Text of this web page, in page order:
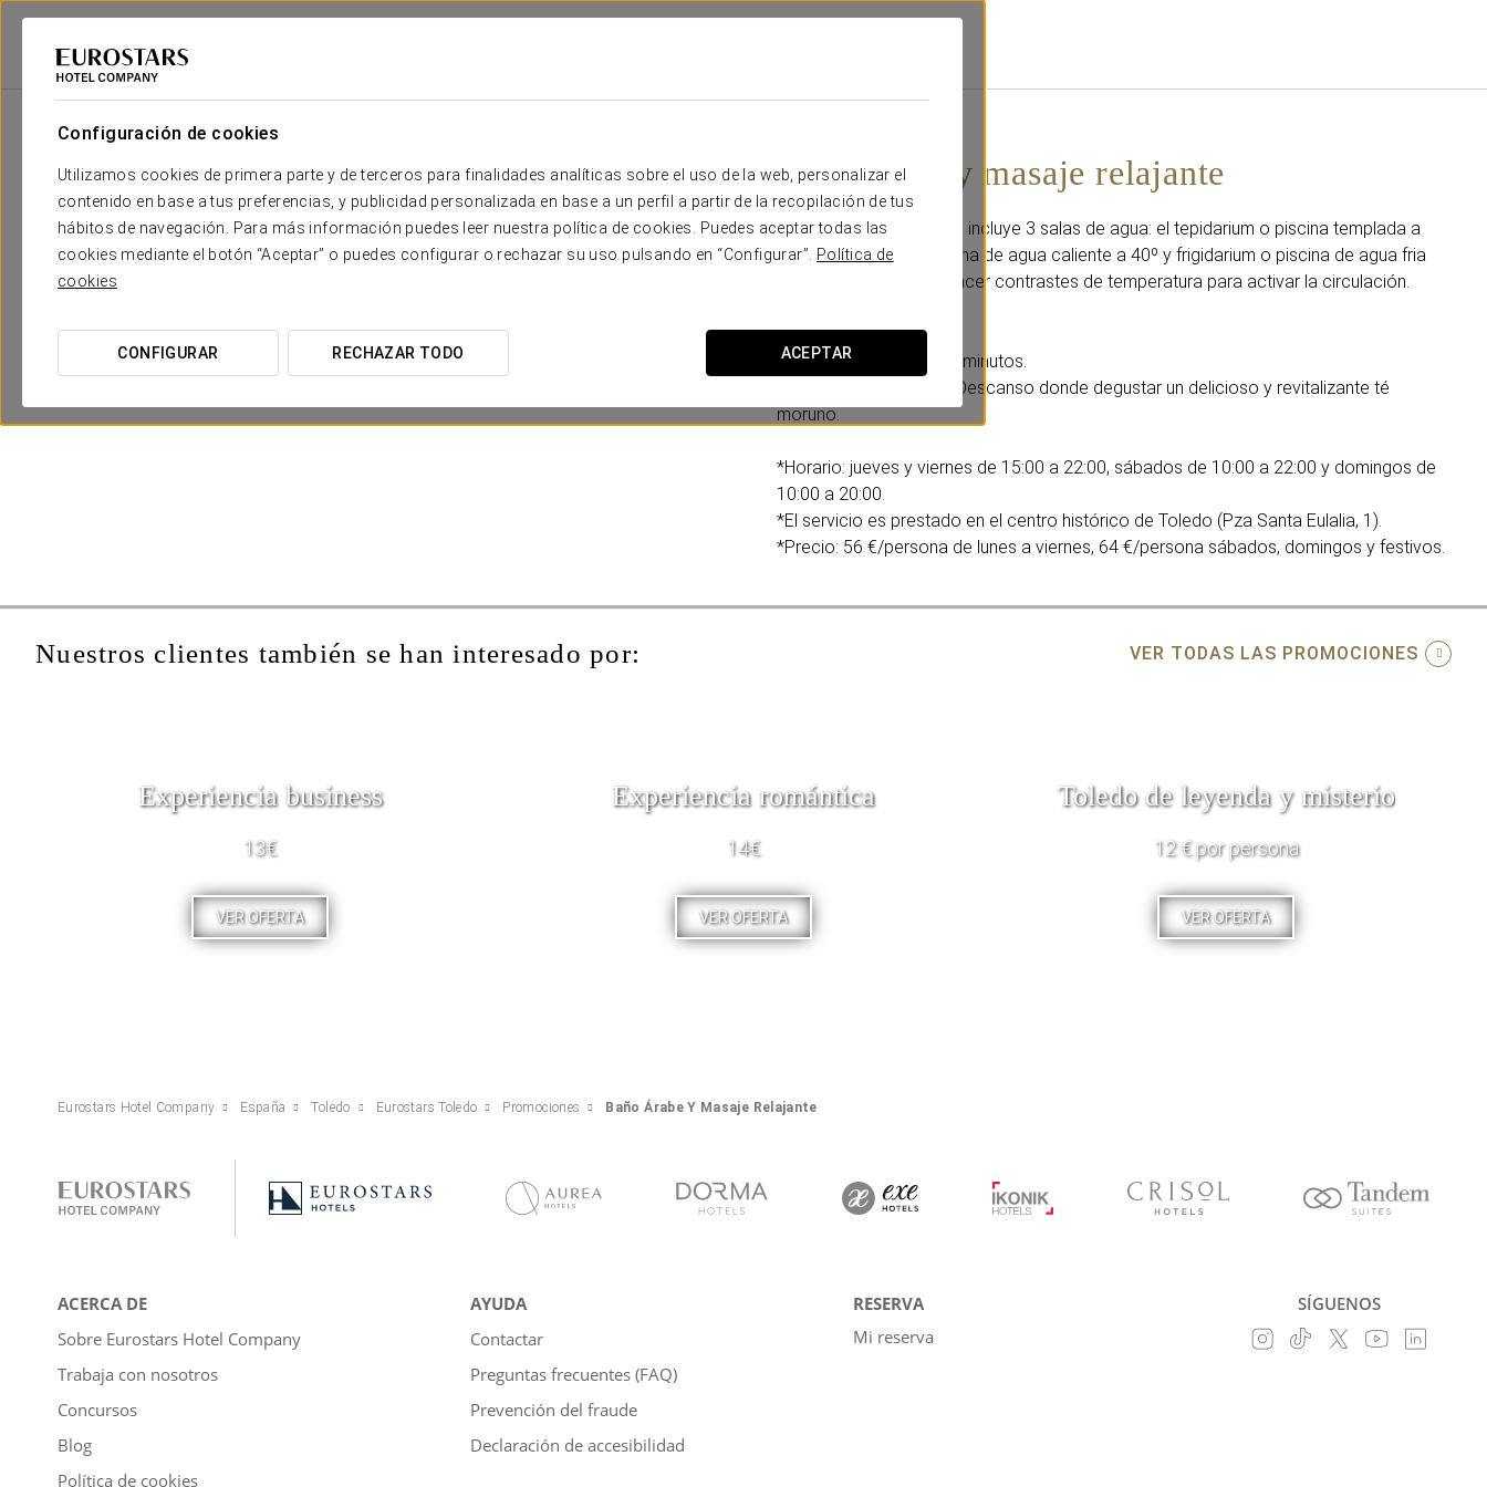
Configuración de cookies
Utilizamos cookies de primera parte y de terceros para finalidades analíticas sobre el uso de la web, personalizar el
contenido en base a tus preferencias, y publicidad personalizada en base a un perfil a partir de la recopilación de tus
hábitos de navegación. Para más información puedes leer nuestra política de cookies. Puedes aceptar todas las
cookies mediante el botón “Aceptar” o puedes configurar o rechazar su uso pulsando en “Configurar”.
Política de
cookies
CONFIGURAR RECHAZAR TODO ACEPTAR
Eurostars Hotel Company
Baño árabe y masaje relajante
El circuito por los baños incluye 3 salas de agua: el tepidarium o piscina templada a
36º, el caldarium o piscina de agua caliente a 40º y frigidarium o piscina de agua fria
18º. Recomendamos hacer contrastes de temperatura para activar la circulación.
Incluye:
-Masaje relajante de 25 minutos.
-Paseo por el Patio de Descanso donde degustar un delicioso y revitalizante té
moruno.
*Horario: jueves y viernes de 15:00 a 22:00, sábados de 10:00 a 22:00 y domingos de
10:00 a 20:00.
*El servicio es prestado en el centro histórico de Toledo (Pza Santa Eulalia, 1).
*Precio: 56 €/persona de lunes a viernes, 64 €/persona sábados, domingos y festivos.
Nuestros clientes también se han interesado por: VER TODAS LAS PROMOCIONES
Experiencia business
13€
VER OFERTA
Experiencia romántica
14€
VER OFERTA
Toledo de leyenda y misterio
12 € por persona
VER OFERTA
Eurostars Hotel Company España Toledo Eurostars Toledo Promociones Baño Árabe Y Masaje Relajante
ACERCA DE
Sobre Eurostars Hotel Company
Trabaja con nosotros
Concursos
Blog
Política de cookies
AYUDA
Contactar
Preguntas frecuentes (FAQ)
Prevención del fraude
Declaración de accesibilidad
RESERVA
Mi reserva
SÍGUENOS